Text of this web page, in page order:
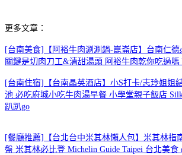
更多文章：
[台南美食]【阿裕牛肉涮涮鍋-崑崙店】台南仁
關鍵是切肉刀工&清甜湯頭 阿裕牛肉乾你吃過嗎
[台南住宿]【台南晶英酒店】小S打卡/志玲姐姐
池 必吃府城小吃牛肉湯早餐 小學堂親子飯店
趴趴go
[餐廳推薦]【台北台中米其林懶人包】米其林指
盤 米其林必比登 Michelin Guide Taipei 台北美食